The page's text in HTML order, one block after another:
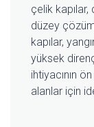
çelik kapılar,
düzey
kapılar,
yüksek
ihtiyacının
alanlar için